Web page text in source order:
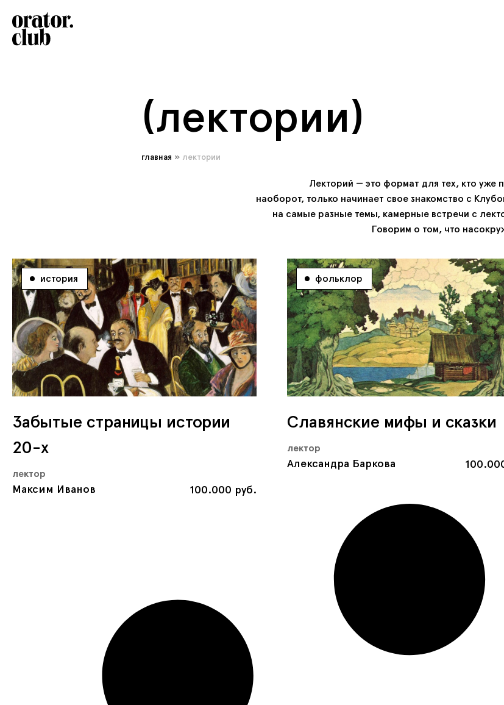
(лектории)
главная » лектории
Лекторий — это формат для тех, кто уже
наоборот, только начинает свое знакомство с
на самые разные темы, камерные встречи с
Говорим о том, что нас
история
Забытые страницы истории
20-х
лектор
Максим Иванов 100.000 руб.
фольклор
Славянские мифы и сказки
лектор
Александра Баркова